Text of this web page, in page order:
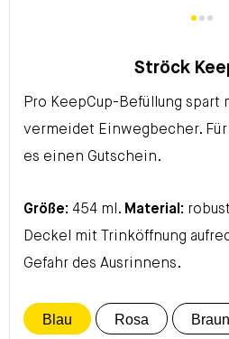
Ströck
Pro KeepCup-Befüllung spart
vermeidet Einwegbecher.
es einen Gutschein.
Größe: 454 ml. Material:
Deckel mit Trinköffnung
Gefahr des Ausrinnens.
Blau Rosa Braun